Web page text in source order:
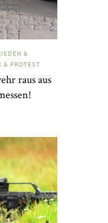
&
& PROTEST
raus aus